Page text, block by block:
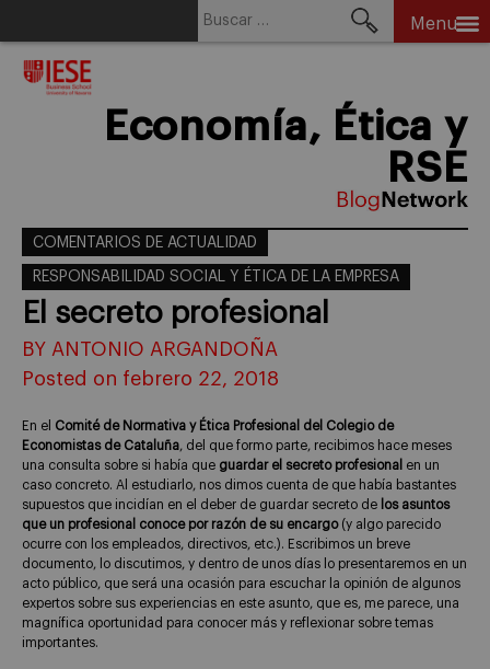
Menu
Economía, Ética y
RSE
COMENTARIOS DE ACTUALIDAD
RESPONSABILIDAD SOCIAL Y ÉTICA DE LA EMPRESA
El secreto profesional
BY ANTONIO ARGANDOÑA
Posted on febrero 22, 2018
En el Comité de Normativa y Ética Profesional del Colegio de
Economistas de Cataluña, del que formo parte, recibimos hace meses
una consulta sobre si había que guardar el secreto profesional en un
caso concreto. Al estudiarlo, nos dimos cuenta de que había bastantes
supuestos que incidían en el deber de guardar secreto de los asuntos
que un profesional conoce por razón de su encargo(y algo parecido
ocurre con los empleados, directivos, etc.). Escribimos un breve
documento, lo discutimos, y dentro de unos días lo presentaremos en un
acto público, que será una ocasión para escuchar la opinión de algunos
expertos sobre sus experiencias en este asunto, que es, me parece, una
magnífica oportunidad para conocer más y reflexionar sobre temas
importantes.